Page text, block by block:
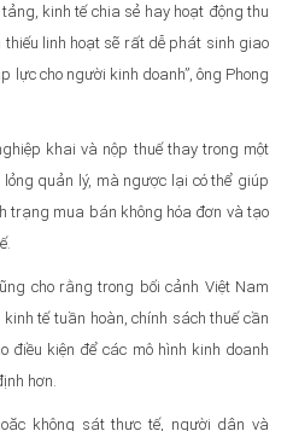
kinh tế chia sẻ hay hoạt động thu
thiếu linh hoạt sẽ rất dễ phát sinh giao
lực cho người kinh doanh”, ông Phong
khai và nộp thuế thay trong một
quản lý, mà ngược lại có thể giúp
trạng mua bán không hóa đơn và tạo
cho rằng trong bối cảnh Việt Nam
tế tuần hoàn, chính sách thuế cần
điều kiện để các mô hình kinh doanh
hơn.
không sát thực tế, người dân và